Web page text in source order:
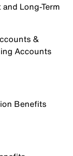
Long-Term
&
Accounts
Benefits